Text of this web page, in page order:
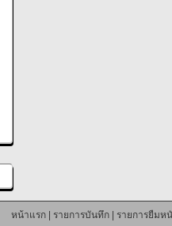
หน้าแรก| รายการบันทึก| รายการยืมห